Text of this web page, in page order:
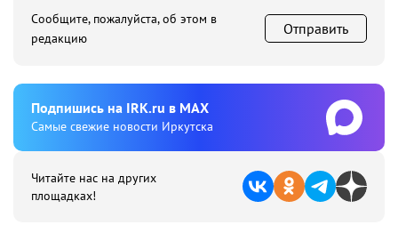
Сообщите, пожалуйста, об этом в
редакцию
Отправить
Подпишиcь на IRK.ru в MAX
Cамые свежие новости Иркутска
Читайте нас на других
площадках!